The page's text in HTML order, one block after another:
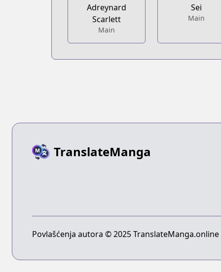
Adreynard
Scarlett
Main
Sei
Main
TranslateManga
Povlašćenja autora © 2025